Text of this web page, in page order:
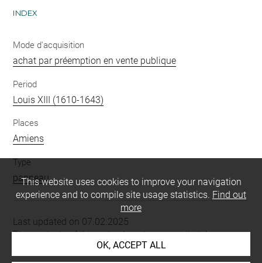
INDEX
Mode d'acquisition
achat par préemption en vente publique
Period
Louis XIII (1610-1643)
Places
Amiens
Type
panneau
Last updated on 07.02.2025
The contents of this entry do not necessarily take
account of the latest data.
This website uses cookies to improve your navigation
experience and to compile site usage statistics. Find out
more
OK, ACCEPT ALL